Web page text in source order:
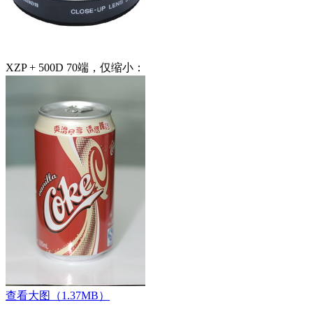
XZP + 500D 70端，仅缩小：
查看大图（1.37MB）